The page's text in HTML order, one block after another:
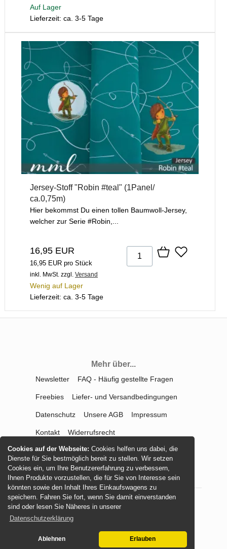
Cookies auf der Webseite:Cookies helfen uns dabei, die
Dienste für Sie bestmöglich bereit zu stellen. Wir setzen
Cookies ein, um Ihre Benutzererfahrung zu verbessern,
Ihnen Produkte vorzustellen, die für Sie von Interesse sein
könnten sowie den Inhalt Ihres Einkaufswagens zu
speichern. Fahren Sie fort, wenn Sie damit einverstanden
sind oder lesen Sie Näheres in unserer
Datenschutzerklärung
Ablehnen Erlauben
Auf Lager
Lieferzeit: ca. 3-5 Tage
Jersey-Stoff "Robin #teal" (1Panel/
ca.0,75m)
Hier bekommst Du einen tollen Baumwoll-Jersey,
welcher zur Serie #Robin,...
16,95 EUR
16,95 EUR pro Stück
inkl. MwSt. zzgl. Versand
Wenig auf Lager
Lieferzeit: ca. 3-5 Tage
Mehr über...
Newsletter FAQ - Häufig gestellte Fragen
Freebies Liefer- und Versandbedingungen
Datenschutz Unsere AGB Impressum
Kontakt Widerrufsrecht
Vertrag widerrufen
© 2026 -